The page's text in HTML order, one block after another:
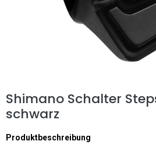
Shimano Schalter
schwarz
Produktbeschreibung